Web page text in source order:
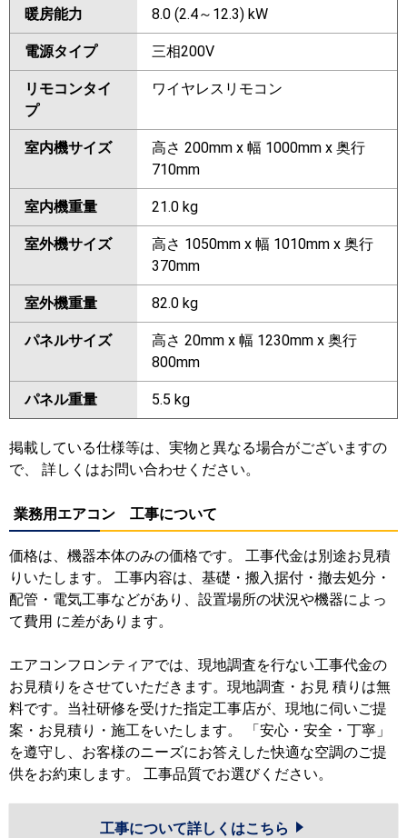
暖房能力 8.0 (2.4～12.3) kW
電源タイプ 三相200V
リモコンタイ
プ
ワイヤレスリモコン
室内機サイズ
高さ 200mm x 幅 1000mm x 奥行
710mm
室内機重量 21.0 kg
室外機サイズ
高さ 1050mm x 幅 1010mm x 奥行
370mm
室外機重量 82.0 kg
パネルサイズ
高さ 20mm x 幅 1230mm x 奥行
800mm
パネル重量 5.5 kg
掲載している仕様等は、実物と異なる場合がございますの
で、 詳しくはお問い合わせください。
業務用エアコン 工事について
価格は、機器本体のみの価格です。 工事代金は別途お見積
りいたします。 工事内容は、基礎・搬入据付・撤去処分・
配管・電気工事などがあり、設置場所の状況や機器によっ
て費用 に差があります。
エアコンフロンティアでは、現地調査を行ない工事代金の
お見積りをさせていただきます。現地調査・お見 積りは無
料です。当社研修を受けた指定工事店が、現地に伺いご提
案・お見積り・施工をいたします。 「安心・安全・丁寧」
を遵守し、お客様のニーズにお答えした快適な空調のご提
供をお約束します。 工事品質でお選びください。
工事について詳しくはこちら